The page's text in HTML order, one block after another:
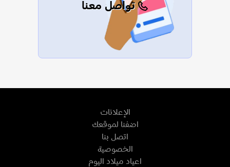
تواصل معنا
الإعلانات
اضفنا لموقعك
اتصل بنا
الخصوصية
اعياد ميلاد اليوم